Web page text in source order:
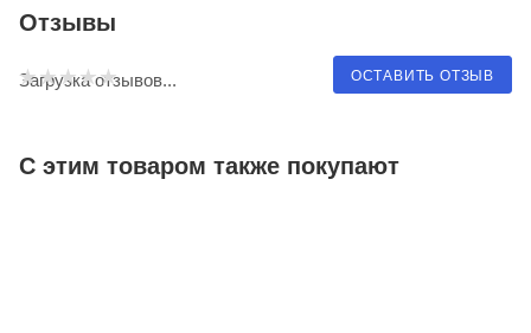
Отзывы
ОСТАВИТЬ ОТЗЫВ
Загрузка отзывов...
С этим товаром также покупают